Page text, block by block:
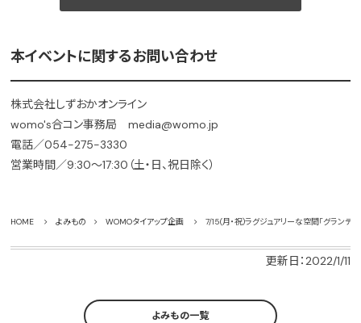
本イベントに関するお問い合わせ
株式会社しずおかオンライン
womo's合コン事務局 media@womo.jp
電話／054-275-3330
営業時間／9:30～17:30（土・日、祝日除く）
HOME よみもの WOMOタイアップ企画 7/15(月・祝)ラグジュアリーな空間「グランデ
更新日：2022/1/11
よみもの一覧